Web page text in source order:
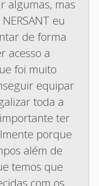
algumas, mas
eu
de forma
acesso a
foi muito
equipar
toda a
ter
porque
além de
temos que
com os